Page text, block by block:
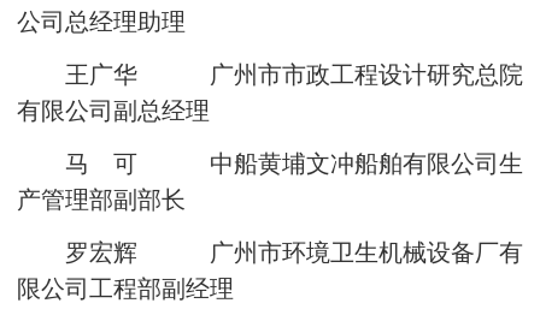
公司总经理助理
王广华 广州市市政工程设计研究总院
有限公司副总经理
马 可 中船黄埔文冲船舶有限公司生
产管理部副部长
罗宏辉 广州市环境卫生机械设备厂有
限公司工程部副经理